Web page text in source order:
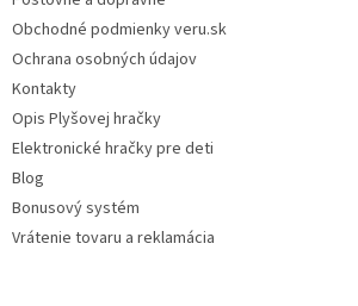
Obchodné podmienky veru.sk
Ochrana osobných údajov
Kontakty
Opis Plyšovej hračky
Elektronické hračky pre deti
Blog
Bonusový systém
Vrátenie tovaru a reklamácia